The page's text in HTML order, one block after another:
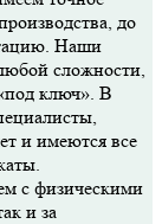
до
Наши
сложности,
ключ». В
и имеются все
с физическими
и за